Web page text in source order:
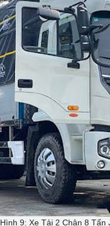
Hình 9: Xe Tải 2 Chân 8 Tấn